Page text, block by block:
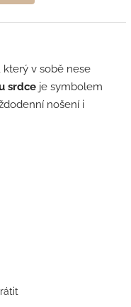
který v sobě nese
srdce je symbolem
nošení i